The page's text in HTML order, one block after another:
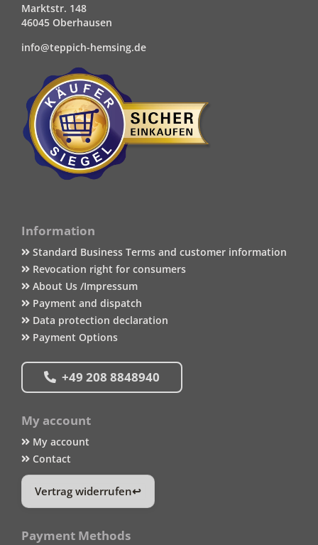
Marktstr. 148
46045 Oberhausen
info@teppich-hemsing.de
Information
Standard Business Terms and customer information
Revocation right for consumers
About Us /Impressum
Payment and dispatch
Data protection declaration
Payment Options
+49 208 8848940
My account
My account
Contact
Vertrag widerrufen
Payment Methods